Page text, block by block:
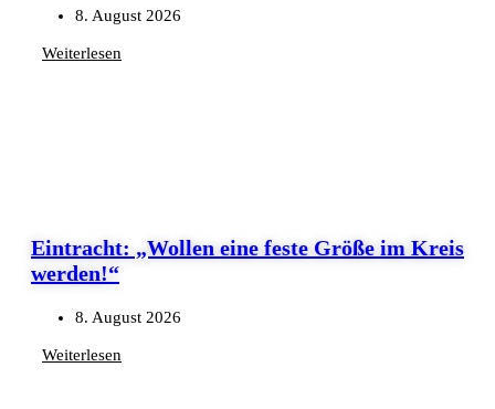
8. August 2026
Weiterlesen
Eintracht: „Wollen eine feste Größe im Kreis
werden!“
8. August 2026
Weiterlesen